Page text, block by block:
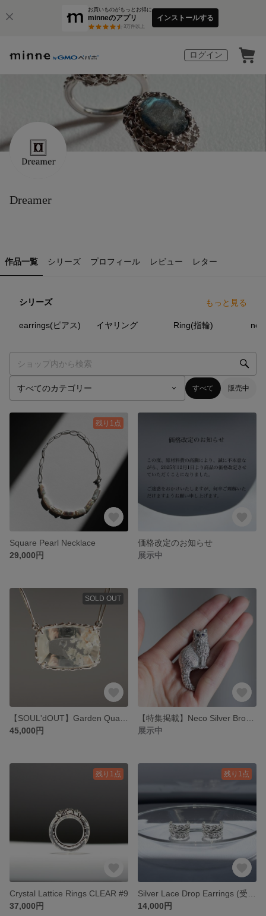
お買いものがもっとお得に
minneのアプリ
3万件以上
インストールする
ログイン
Dreamer
作品一覧 シリーズ プロフィール レビュー レター
シリーズ もっと見る
earrings(ピアス) イヤリング Ring(指輪)
すべて 販売中
残り1点
Square Pearl Necklace
29,000円
価格改定のお知らせ
展示中
SOLD OUT
45,000円
展示中
残り1点
Crystal Lattice Rings CLEAR #9
37,000円
残り1点
14,000円